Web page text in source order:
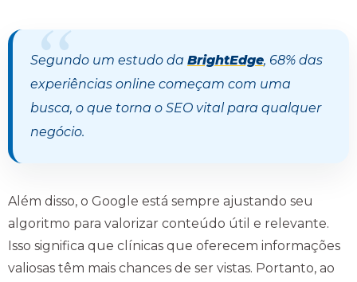
Segundo um estudo da BrightEdge, 68% das
experiências online começam com uma
busca, o que torna o SEO vital para qualquer
negócio.
Além disso, o Google está sempre ajustando seu
algoritmo para valorizar conteúdo útil e relevante.
Isso significa que clínicas que oferecem informações
valiosas têm mais chances de ser vistas. Portanto, ao